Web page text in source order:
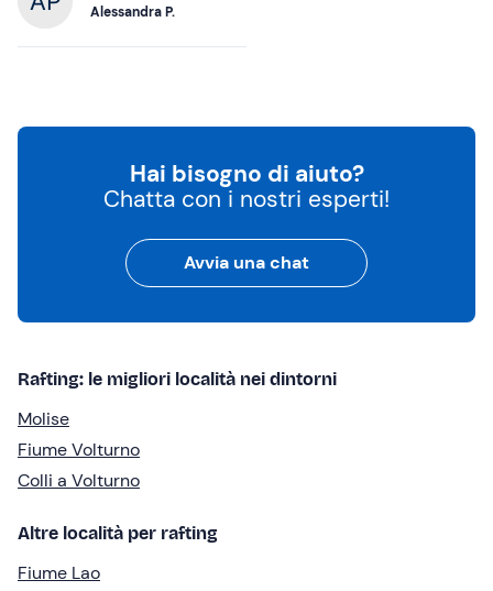
Alessandra P.
Hai bisogno di aiuto?
Chatta con i nostri esperti!
Avvia una chat
Rafting: le migliori località nei dintorni
Molise
Fiume Volturno
Colli a Volturno
Altre località per rafting
Fiume Lao